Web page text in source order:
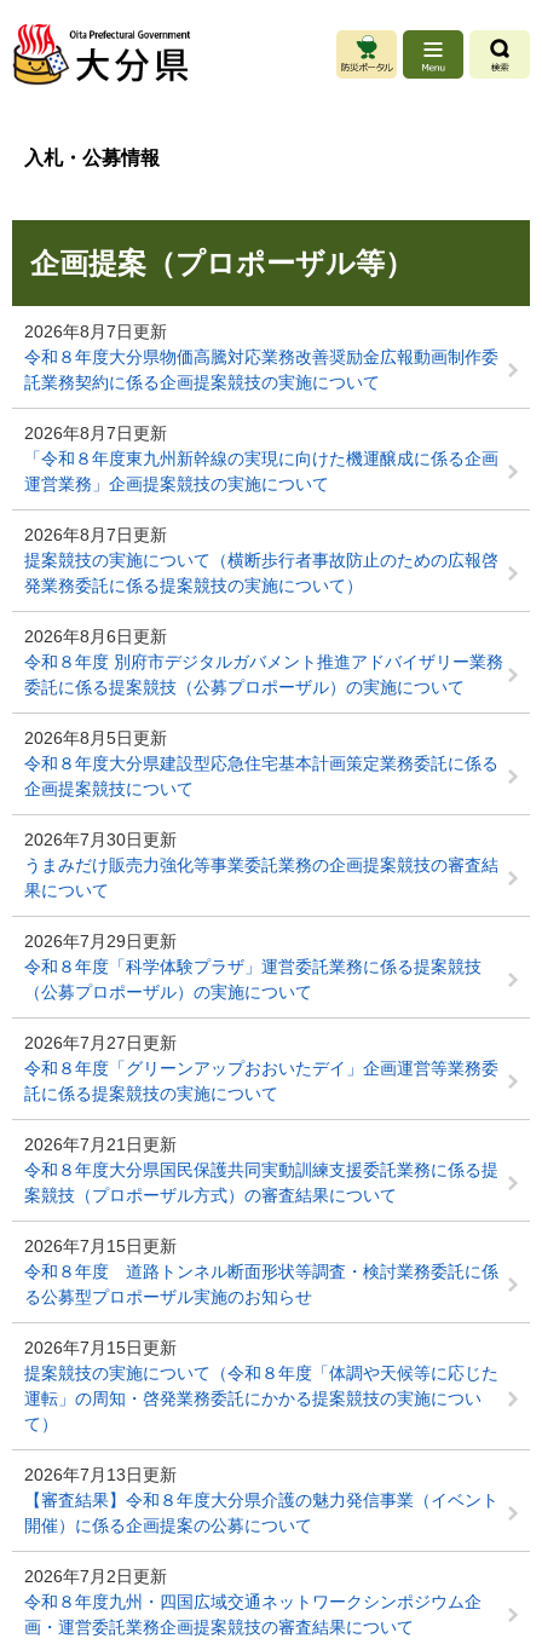
ジ
ュ
入札・公募情報
企画提案（プロポーザル等）
2026年8月7日更新
令和８年度大分県物価高騰対応業務改善奨励金広報動画制作委
託業務契約に係る企画提案競技の実施について
2026年8月7日更新
「令和８年度東九州新幹線の実現に向けた機運醸成に係る企画
運営業務」企画提案競技の実施について
2026年8月7日更新
提案競技の実施について（横断歩行者事故防止のための広報啓
発業務委託に係る提案競技の実施について）
2026年8月6日更新
令和８年度 別府市デジタルガバメント推進アドバイザリー業務
委託に係る提案競技（公募プロポーザル）の実施について
2026年8月5日更新
令和８年度大分県建設型応急住宅基本計画策定業務委託に係る
企画提案競技について
2026年7月30日更新
うまみだけ販売力強化等事業委託業務の企画提案競技の審査結
果について
2026年7月29日更新
令和８年度「科学体験プラザ」運営委託業務に係る提案競技
（公募プロポーザル）の実施について
2026年7月27日更新
令和８年度「グリーンアップおおいたデイ」企画運営等業務委
託に係る提案競技の実施について
2026年7月21日更新
令和８年度大分県国民保護共同実動訓練支援委託業務に係る提
案競技（プロポーザル方式）の審査結果について
2026年7月15日更新
令和８年度 道路トンネル断面形状等調査・検討業務委託に係
る公募型プロポーザル実施のお知らせ
2026年7月15日更新
提案競技の実施について（令和８年度「体調や天候等に応じた
運転」の周知・啓発業務委託にかかる提案競技の実施につい
て）
2026年7月13日更新
【審査結果】令和８年度大分県介護の魅力発信事業（イベント
開催）に係る企画提案の公募について
2026年7月2日更新
令和８年度九州・四国広域交通ネットワークシンポジウム企
画・運営委託業務企画提案競技の審査結果について